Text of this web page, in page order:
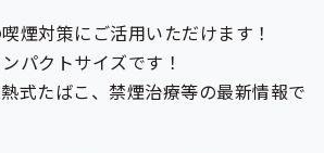
煙対策にご活用いただけます！
パクトサイズです！
式たばこ、禁煙治療等の最新情報で